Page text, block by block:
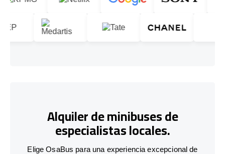
Alquiler de minibuses de
especialistas locales.
Elige OsaBus para una experiencia excepcional de